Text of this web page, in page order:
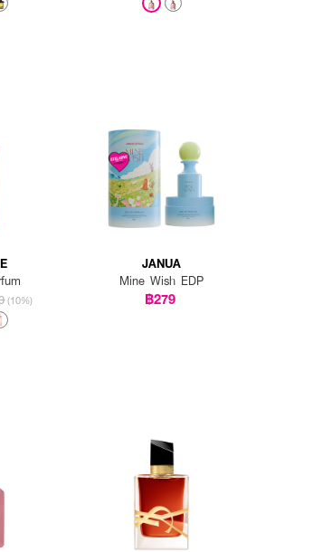
(10%)
JANUA
Mine Wish EDP
฿279